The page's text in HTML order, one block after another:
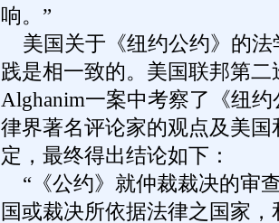
响。”
美国关于《纽约公约》的法
践是相一致的。美国联邦第
Alghanim一案中考察了《纽
律界著名评论家的观点及美
定，最终得出结论如下：
“《公约》就仲裁裁决的审
国或裁决所依据法律之国家